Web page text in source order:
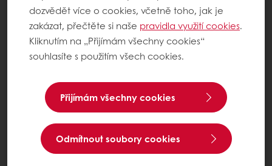
dozvědět více o cookies, včetně toho, jak je
zakázat, přečtěte si naše pravidla využití cookies.
Kliknutím na „Přijímám všechny cookies“
souhlasíte s použitím všech cookies.
Přijímám všechny cookies
Odmítnout soubory cookies